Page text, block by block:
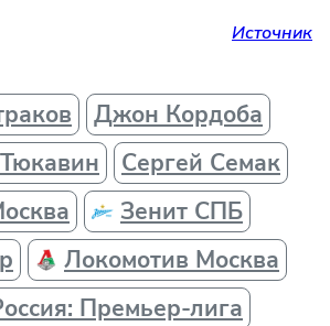
Источник
Джон Кордоба
Сергей Семак
Зенит СПБ
Локомотив Москва
Премьер-лига